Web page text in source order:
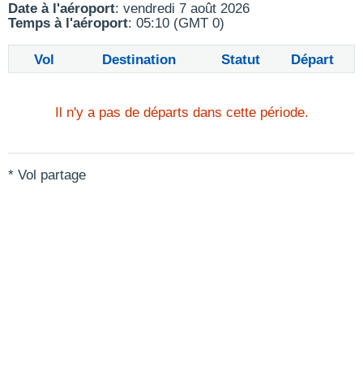
Date à l'aéroport: vendredi 7 août 2026
Temps à l'aéroport: 05:10 (GMT 0)
Vol Destination Statut Départ
Il n'y a pas de départs dans cette période.
* Vol partage